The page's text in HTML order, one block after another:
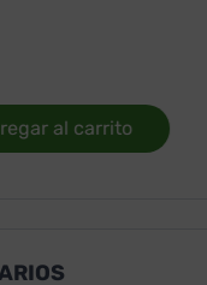
al carrito